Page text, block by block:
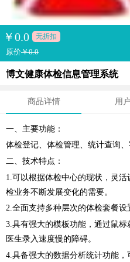
￥0.0 无折扣
原价￥0.0
博文健康体检信息管理系统
商品详情 用
一、主要功能：
体检登记、体检管理、统计查询
二、技术特点：
1.可以根据体检中心的现状，灵
检业务不断发展变化的需要。
2.全面支持多种层次的体检套餐
3.具有强大的模板功能，通过鼠
医生录入速度慢的障碍。
4.具备强大的数据分析统计功能